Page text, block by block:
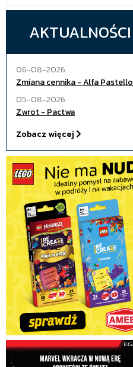
AKTUALNOŚCI
06-08-2026
Zmiana cennika - Alfa Pastello
05-08-2026
Zwrot - Pactwa
Zobacz więcej